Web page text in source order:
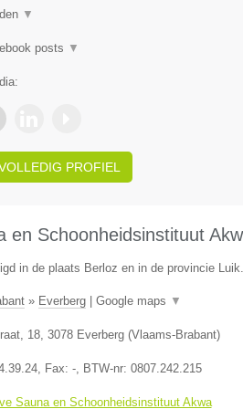
▼
posts ▼
PROFIEL
en Schoonheidsinstituut
in de plaats Berloz en in de provincie Luik.
» Everberg| Google maps ▼
18, 3078 Everberg(Vlaams-Brabant)
, Fax: -, BTW-nr: 0807.242.215
Sauna en Schoonheidsinstituut Akwa